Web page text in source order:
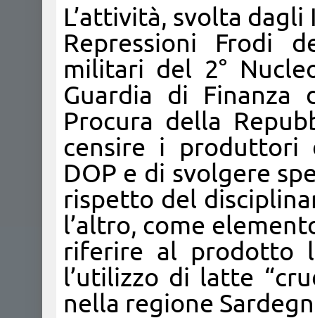
L’attività, svolta
Repressioni Frodi
militari del 2°
Guardia di
Procura della
censire i produttori
DOP e di svolgere
rispetto del
l’altro, come
riferire al prodotto
l’utilizzo di latte
nella regione